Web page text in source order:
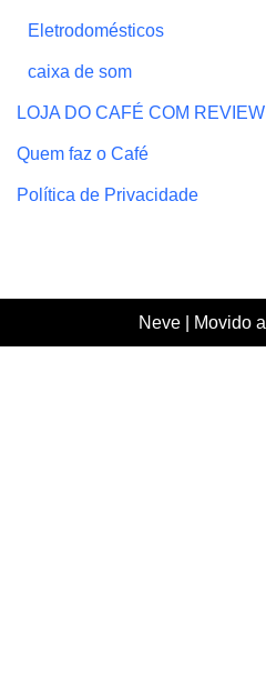
Eletrodomésticos
caixa de som
LOJA DO CAFÉ COM REVIEW
Quem faz o Café
Política de Privacidade
Neve | Movido a